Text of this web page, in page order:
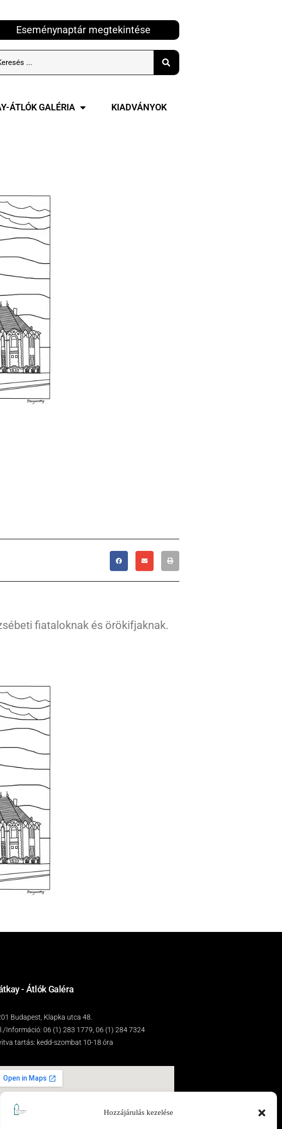
Hozzájárulás kezelése
Eseménynaptár megtekintése
ÁTLÓK GALÉRIA KIADVÁNYOK
fiataloknak és örökifjaknak.
- Átlók Galéra
Budapest, Klapka utca 48.
Információ: 06 (1) 283 1779, 06 (1) 284 7324
tartás: kedd-szombat 10-18 óra